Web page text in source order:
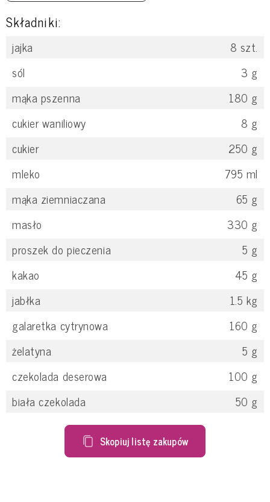
Składniki:
jajka 8 szt.
sól
3 g
mąka pszenna
180 g
cukier waniliowy
8 g
cukier
250 g
mleko
795 ml
mąka ziemniaczana
65 g
masło
330 g
proszek do pieczenia
5 g
kakao
45 g
jabłka
1.5 kg
galaretka cytrynowa
160 g
żelatyna
5 g
czekolada deserowa
100 g
biała czekolada
50 g
Skopiuj listę zakupów